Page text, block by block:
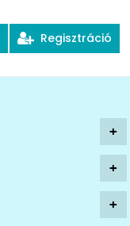
Regisztráció
+
+
+